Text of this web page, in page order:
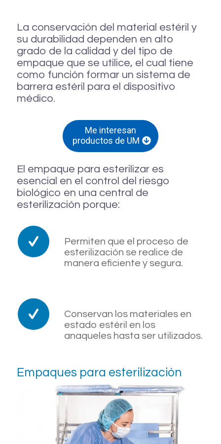
La conservación del material estéril y
su durabilidad dependen en alto
grado de la calidad y del tipo de
empaque que se utilice, el cual tiene
como función formar un sistema de
barrera estéril para el dispositivo
médico.
Me interesan
productos de UM
El empaque para esterilizar es
esencial en el control del riesgo
biológico en una central de
esterilización porque:
Permiten que el proceso de
esterilización se realice de
manera eficiente y segura.
Conservan los materiales en
estado estéril en los
anaqueles hasta ser utilizados.
Empaques para esterilización